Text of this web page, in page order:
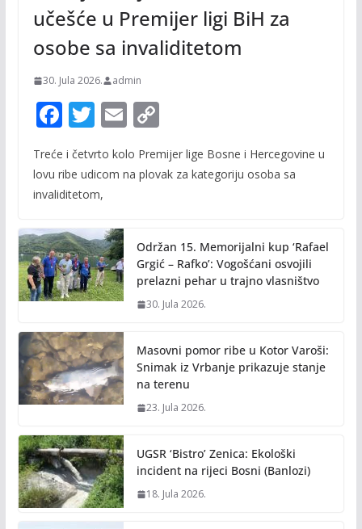
učešće u Premijer ligi BiH za
osobe sa invaliditetom
30. Jula 2026. admin
F
ac
e
b
o
k
T
w
itt
er
E
m
ai
C
p
n
k
Treće i četvrto kolo Premijer lige Bosne i Hercegovine u
lovu ribe udicom na plovak za kategoriju osoba sa
invaliditetom,
Održan 15. Memorijalni kup ‘Rafael
Grgić – Rafko’: Vogošćani osvojili
prelazni pehar u trajno vlasništvo
30. Jula 2026.
Masovni pomor ribe u Kotor Varoši:
Snimak iz Vrbanje prikazuje stanje
na terenu
23. Jula 2026.
UGSR ‘Bistro’ Zenica: Ekološki
incident na rijeci Bosni (Banlozi)
18. Jula 2026.